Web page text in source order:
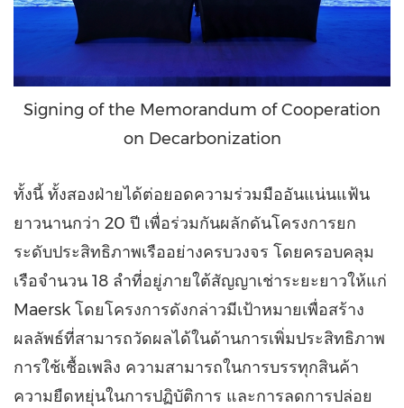
Signing of the Memorandum of Cooperation
on Decarbonization
ทั้งนี้ ทั้งสองฝ่ายได้ต่อยอดความร่วมมืออันแน่นแฟ้น
ยาวนานกว่า 20 ปี เพื่อร่วมกันผลักดันโครงการยก
ระดับประสิทธิภาพเรืออย่างครบวงจร โดยครอบคลุม
เรือจำนวน 18 ลำที่อยู่ภายใต้สัญญาเช่าระยะยาวให้แก่
Maersk โดยโครงการดังกล่าวมีเป้าหมายเพื่อสร้าง
ผลลัพธ์ที่สามารถวัดผลได้ในด้านการเพิ่มประสิทธิภาพ
การใช้เชื้อเพลิง ความสามารถในการบรรทุกสินค้า
ความยืดหยุ่นในการปฏิบัติการ และการลดการปล่อย